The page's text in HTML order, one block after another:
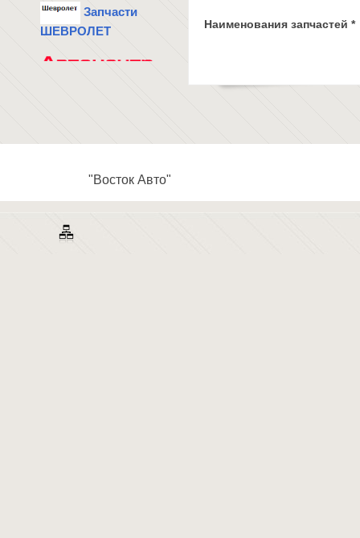
Наименования запчастей *
Запчасти
ШЕВРОЛЕТ
"Восток Авто"